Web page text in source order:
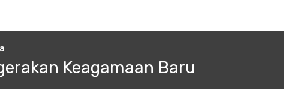
Keagamaan Baru